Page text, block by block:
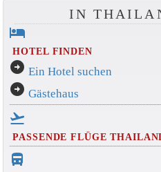
IN
hotel
HOTEL FINDEN
arrow_circle_right Ein Hotel suchen
arrow_circle_right Gästehaus
flight_takeoff
PASSENDE FLÜGE
directions_bus_filled